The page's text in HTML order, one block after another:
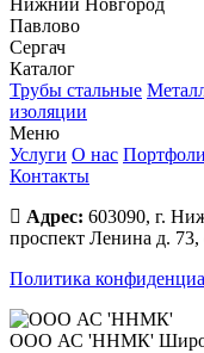
Нижний Новгород
Павлово
Сергач
Каталог
Трубы стальные
изоляции
Меню
Услуги О нас
Контакты
Адрес: 603090, г.
проспект Ленина д.
Политика
ООО АС 'ННМК'